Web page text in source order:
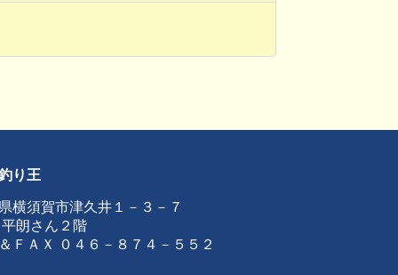
り王
横須賀市津久井１－３－７
朗さん２階
ＦＡＸ ０４６－８７４－５５２